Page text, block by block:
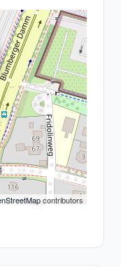
contributors